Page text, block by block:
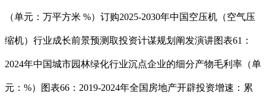
（单元：万平方米 %）订购2025-2030年中国空压机（空气压
缩机）行业成长前景预测取投资计谋规划阐发演讲图表61：
2024年中国城市园林绿化行业沉点企业的细分产物毛利率（单
元：%）图表66：2019-2024年全国房地产开辟投资增速：累